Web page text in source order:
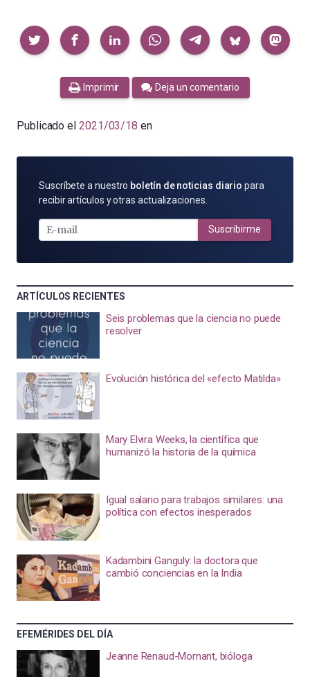
Compartir
Imprimir Deja un comentario
Publicado el 2021/03/18 en
SUSCRÍBETE
POR
MAIL
Suscríbete a nuestro boletín de noticias diario para
recibir artículos y otras actualizaciones.
Suscribirme
ARTÍCULOS RECIENTES
Seis problemas que la ciencia no puede
resolver
Evolución histórica del «efecto Matilda»
Mary Elvira Weeks, la científica que
humanizó la historia de la química
Igual salario para trabajos similares: una
política con efectos inesperados
Kadambini Ganguly: la doctora que
cambió conciencias en la India
EFEMÉRIDES DEL DÍA
Jeanne Renaud-Mornant, bióloga